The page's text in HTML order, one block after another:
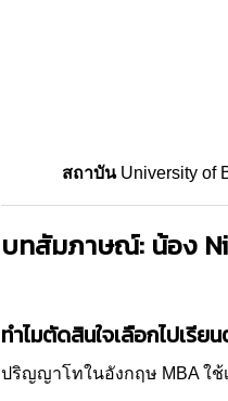
สถาบันUniversity of
บทสัมภาษณ์: น้อง
ทำไมตัดสินใจเลือกไปเรีย
ปริญญาโทในอังกฤษ MBA ใช้เ